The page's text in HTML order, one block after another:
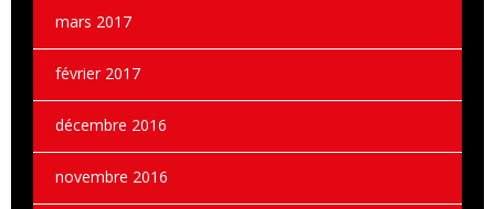
mars 2017
février 2017
décembre 2016
novembre 2016